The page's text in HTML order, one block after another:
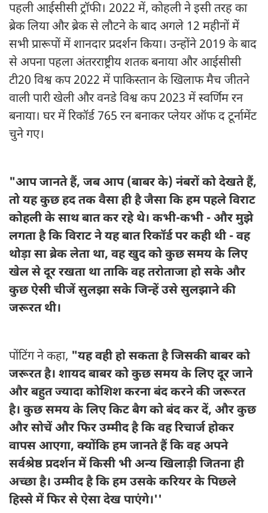
पहली आईसीसी ट्रॉफी। 2022 में, कोहली ने इसी तरह का
ब्रेक लिया और ब्रेक से लौटने के बाद अगले 12 महीनों में
सभी प्रारूपों में शानदार प्रदर्शन किया। उन्होंने 2019 के बाद
से अपना पहला अंतरराष्ट्रीय शतक बनाया और आईसीसी
टी20 विश्व कप 2022 में पाकिस्तान के खिलाफ मैच जीतने
वाली पारी खेली और वनडे विश्व कप 2023 में स्वर्णिम रन
बनाया। घर में रिकॉर्ड 765 रन बनाकर प्लेयर ऑफ द टूर्नामेंट
चुने गए।
"आप जानते हैं, जब आप (बाबर के) नंबरों को देखते हैं,
तो यह कुछ हद तक वैसा ही है जैसा कि हम पहले विराट
कोहली के साथ बात कर रहे थे। कभी-कभी - और मुझे
लगता है कि विराट ने यह बात रिकॉर्ड पर कही थी - वह
थोड़ा सा ब्रेक लेता था, वह खुद को कुछ समय के लिए
खेल से दूर रखता था ताकि वह तरोताजा हो सके और
कुछ ऐसी चीजें सुलझा सके जिन्हें उसे सुलझाने की
जरूरत थी।
पोंटिंग ने कहा, "यह वही हो सकता है जिसकी बाबर को
जरूरत है। शायद बाबर को कुछ समय के लिए दूर जाने
और बहुत ज्यादा कोशिश करना बंद करने की जरूरत
है। कुछ समय के लिए किट बैग को बंद कर दें, और कुछ
और सोचें और फिर उम्मीद है कि वह रिचार्ज होकर
वापस आएगा, क्योंकि हम जानते हैं कि वह अपने
सर्वश्रेष्ठ प्रदर्शन में किसी भी अन्य खिलाड़ी जितना ही
अच्छा है। उम्मीद है कि हम उसके करियर के पिछले
हिस्से में फिर से ऐसा देख पाएंगे।''